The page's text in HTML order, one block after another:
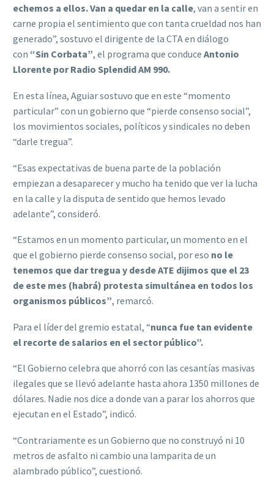
echemos a ellos. Van a quedar en la calle, van a sentir en
carne propia el sentimiento que con tanta crueldad nos han
generado”, sostuvo el dirigente de la CTA en diálogo
con “Sin Corbata”, el programa que conduce Antonio
Llorente por Radio Splendid AM 990.
En esta línea, Aguiar sostuvo que en este “momento
particular” con un gobierno que “pierde consenso social”,
los movimientos sociales, políticos y sindicales no deben
“darle tregua”.
“Esas expectativas de buena parte de la población
empiezan a desaparecer y mucho ha tenido que ver la lucha
en la calle y la disputa de sentido que hemos levado
adelante”, consideró.
“Estamos en un momento particular, un momento en el
que el gobierno pierde consenso social, por eso no le
tenemos que dar tregua y desde ATE dijimos que el 23
de este mes (habrá) protesta simultánea en todos los
organismos públicos”, remarcó.
Para el líder del gremio estatal, “nunca fue tan evidente
el recorte de salarios en el sector público”.
“El Gobierno celebra que ahorró con las cesantías masivas
ilegales que se llevó adelante hasta ahora 1350 millones de
dólares. Nadie nos dice a donde van a parar los ahorros que
ejecutan en el Estado”, indicó.
“Contrariamente es un Gobierno que no construyó ni 10
metros de asfalto ni cambio una lamparita de un
alambrado público”, cuestionó.